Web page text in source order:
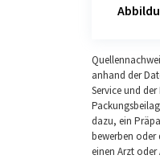
anhand der
Service und
dazu, ein
bewerben oder
einen Arzt oder